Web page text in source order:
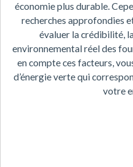
économie plus durable.
recherches approfondies
évaluer la crédibilité,
environnemental réel des
en compte ces facteurs,
d’énergie verte qui
votre